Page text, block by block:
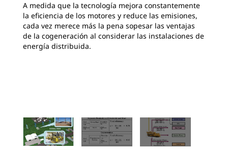
A medida que la tecnología mejora constantemente
la eficiencia de los motores y reduce las emisiones,
cada vez merece más la pena sopesar las ventajas
de la cogeneración al considerar las instalaciones de
energía distribuida.